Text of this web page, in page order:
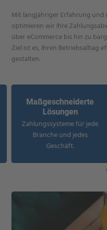
Mit langjähriger Erfahrung
optimieren wir Ihre
über eCommerce bis hin zu
Ziel ist es, Ihren Betriebsalltag
gestalten.
Maßgeschneiderte
Lösungen
Zahlungssysteme für jede
Branche und jedes
Geschäft.